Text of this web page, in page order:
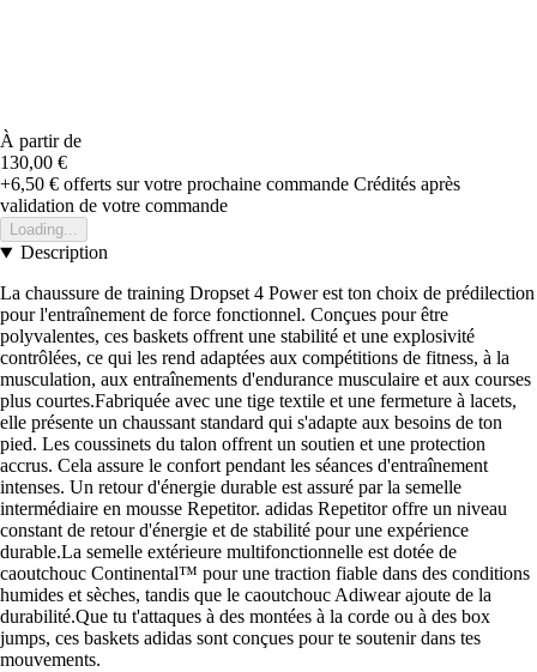
À partir de
130,00 €
+6,50 € offerts sur votre prochaine commande Crédités après
validation de votre commande
Loading...
Description
La chaussure de training Dropset 4 Power est ton choix de prédilection
pour l'entraînement de force fonctionnel. Conçues pour être
polyvalentes, ces baskets offrent une stabilité et une explosivité
contrôlées, ce qui les rend adaptées aux compétitions de fitness, à la
musculation, aux entraînements d'endurance musculaire et aux courses
plus courtes.Fabriquée avec une tige textile et une fermeture à lacets,
elle présente un chaussant standard qui s'adapte aux besoins de ton
pied. Les coussinets du talon offrent un soutien et une protection
accrus. Cela assure le confort pendant les séances d'entraînement
intenses. Un retour d'énergie durable est assuré par la semelle
intermédiaire en mousse Repetitor. adidas Repetitor offre un niveau
constant de retour d'énergie et de stabilité pour une expérience
durable.La semelle extérieure multifonctionnelle est dotée de
caoutchouc Continental™ pour une traction fiable dans des conditions
humides et sèches, tandis que le caoutchouc Adiwear ajoute de la
durabilité.Que tu t'attaques à des montées à la corde ou à des box
jumps, ces baskets adidas sont conçues pour te soutenir dans tes
mouvements.